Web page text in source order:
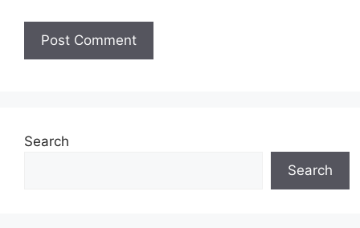
Search
Search